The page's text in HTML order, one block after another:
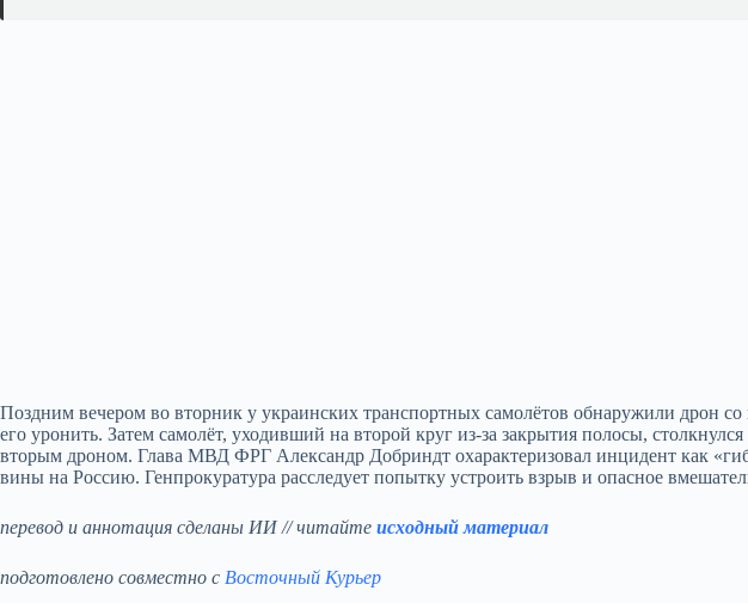
Поздним вечером во вторник у украинских транспортных самолётов обнаружили дрон со
его уронить. Затем самолёт, уходивший на второй круг из‑за закрытия полосы,
вторым дроном. Глава МВД ФРГ Александр Добриндт охарактеризовал инцидент как
вины на Россию. Генпрокуратура расследует попытку устроить взрыв и опасное
перевод и аннотация сделаны ИИ // читайте исходный материал
подготовлено совместно с Восточный Курьер